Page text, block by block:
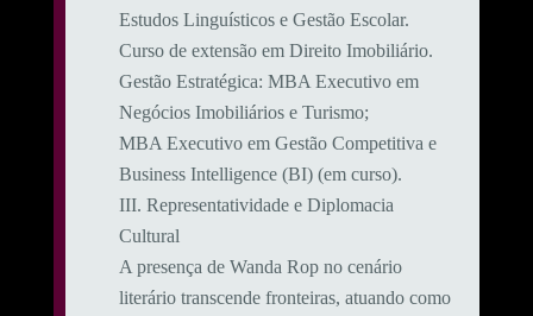
Estudos Linguísticos e Gestão Escolar.
Curso de extensão em Direito Imobiliário.
​Gestão Estratégica: MBA Executivo em
Negócios Imobiliários e Turismo;
MBA Executivo em Gestão Competitiva e
Business Intelligence (BI) (em curso).
​III. Representatividade e Diplomacia
Cultural
​A presença de Wanda Rop no cenário
literário transcende fronteiras, atuando como